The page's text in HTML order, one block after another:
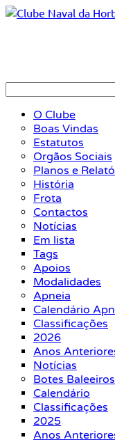
O Clube
Boas Vindas
Estatutos
Orgãos Sociais
Planos e
História
Frota
Contactos
Notícias
Em lista
Tags
Apoios
Modalidades
Apneia
Calendário
Classificações
2026
Anos
Notícias
Botes Baleeiros
Calendário
Classificações
2025
Anos